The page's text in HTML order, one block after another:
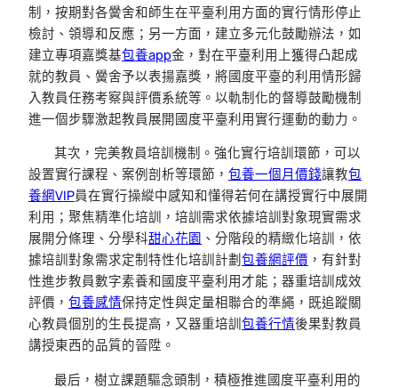
制，按期對各黌舍和師生在平臺利用方面的實行情形停止
檢討、領導和反應；另一方面，建立多元化鼓勵辦法，如
建立專項嘉獎基包養app金，對在平臺利用上獲得凸起成
就的教員、黌舍予以表揚嘉獎，將國度平臺的利用情形歸
入教員任務考察與評價系統等。以軌制化的督導鼓勵機制
進一個步驟激起教員展開國度平臺利用實行運動的動力。
其次，完美教員培訓機制。強化實行培訓環節，可以
設置實行課程、案例剖析等環節， 包養一個月價錢讓教包
養網VIP員在實行操縱中感知和懂得若何在講授實行中展開
利用；聚焦精準化培訓，培訓需求依據培訓對象現實需求
展開分條理、分學科甜心花園 、分階段的精緻化培訓，依
據培訓對象需求定制特性化培訓計劃 包養網評價 ，有針對
性進步教員數字素養和國度平臺利用才能；器重培訓成效
評價， 包養感情保持定性與定量相聯合的準繩，既追蹤關
心教員個別的生長提高，又器重培訓 包養行情後果對教員
講授東西的品質的晉陞。
最后，樹立課題驅念頭制，積極推進國度平臺利用的